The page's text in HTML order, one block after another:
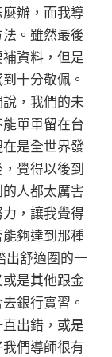
辦，而我導
。雖然最後
資料，但是
十分敬佩。
，我們的未
單單留在台
是全世界發
覺得以後到
人都太厲害
，讓我覺得
夠達到那種
出舒適圈的一
是其他跟金
銀行實習。
出錯，或是
們導師很有